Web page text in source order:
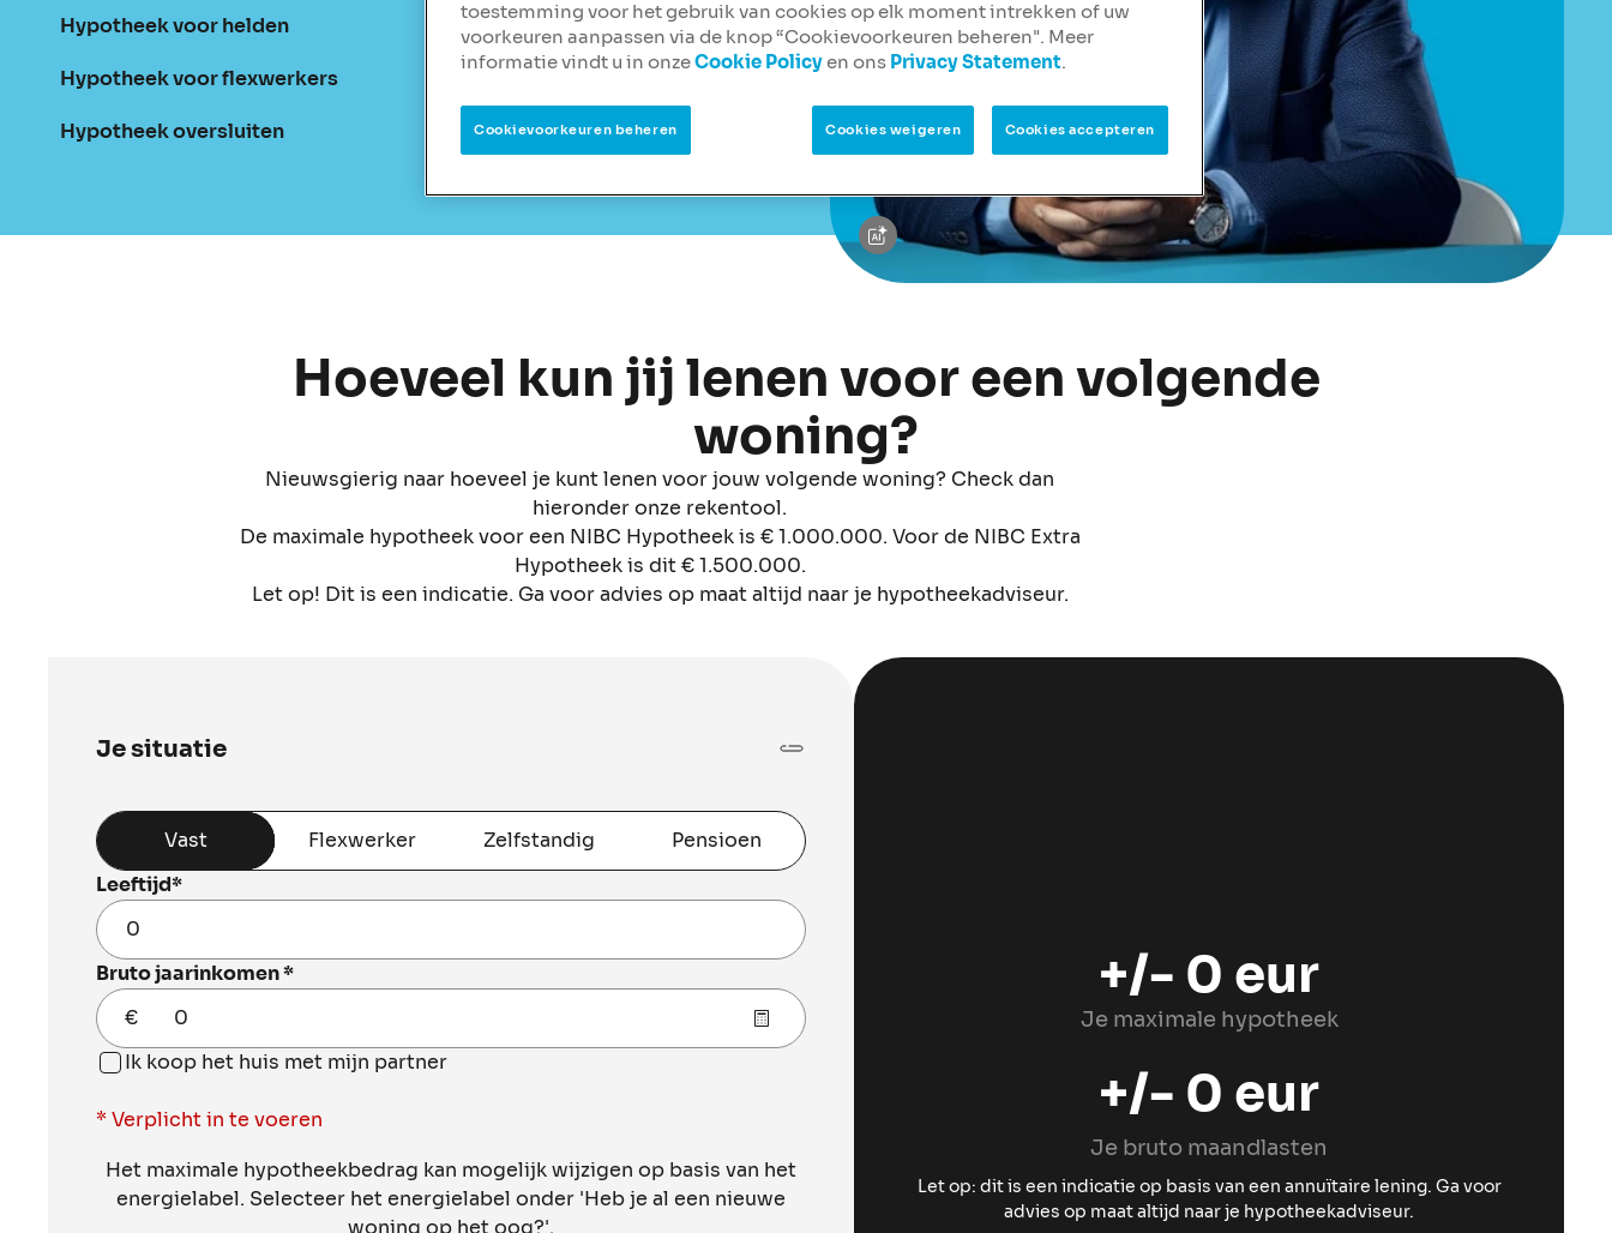
Hypotheek voor helden
Hypotheek voor flexwerkers
Hypotheek oversluiten
Hoeveel kun jij lenen voor een volgende
woning?
Nieuwsgierig naar hoeveel je kunt lenen voor jouw volgende woning? Check dan
hieronder onze rekentool.
De maximale hypotheek voor een NIBC Hypotheek is € 1.000.000. Voor de NIBC Extra
Hypotheek is dit € 1.500.000.
Let op! Dit is een indicatie. Ga voor advies op maat altijd naar je hypotheekadviseur.
Je situatie
Vast Flexwerker Zelfstandig Pensioen
Je situatie
Leeftijd*
Bruto jaarinkomen*
€
Ik koop het huis met mijn partner
* Verplicht in te voeren
Het maximale hypotheekbedrag kan mogelijk wijzigen op basis van het
energielabel. Selecteer het energielabel onder 'Heb je al een nieuwe
woning op het oog?'.
+/- 0 eur
Je maximale hypotheek
+/- 0 eur
Je bruto maandlasten
Let op: dit is een indicatie op basis van een annuïtaire lening. Ga voor
advies op maat altijd naar je hypotheekadviseur.
toestemming voor het gebruik van cookies op elk moment intrekken of uw
voorkeuren aanpassen via de knop “Cookievoorkeuren beheren". Meer
informatie vindt u in onzeCookie Policyen ons Privacy Statement.
Cookievoorkeuren beheren Cookies weigeren Cookies accepteren